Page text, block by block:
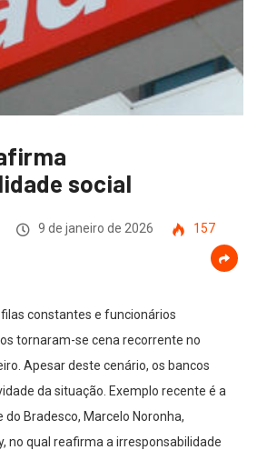
social
9 de janeiro de 2026
157
constantes e funcionários
tornaram-se cena recorrente no
Apesar deste cenário, os bancos
da situação. Exemplo recente é a
Bradesco, Marcelo Noronha,
no qual reafirma a irresponsabilidade